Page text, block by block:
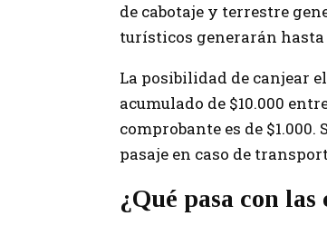
de cabotaje y terrestre
turísticos generarán hasta
La posibilidad de canjear
acumulado de $10.000
comprobante es de
pasaje en caso de
¿Qué pasa con